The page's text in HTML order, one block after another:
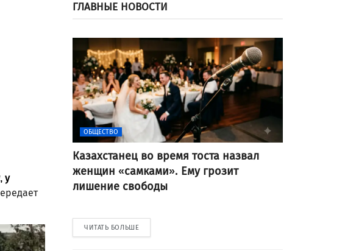
у
ГЛАВНЫЕ НОВОСТИ
ОБЩЕСТВО
Казахстанец во время тоста назвал
женщин «самками». Ему грозит
лишение свободы
ЧИТАТЬ БОЛЬШЕ